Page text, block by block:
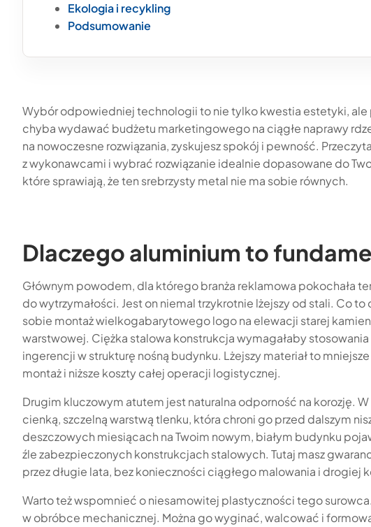
Ekologia i recykling
Podsumowanie
Wybór odpowiedniej technologii to nie tylko kwestia estetyki,
chyba wydawać budżetu marketingowego na ciągłe naprawy
na nowoczesne rozwiązania, zyskujesz spokój i pewność.
z wykonawcami i wybrać rozwiązanie idealnie dopasowane do
które sprawiają, że ten srebrzysty metal nie ma sobie równych.
Dlaczego aluminium to
Głównym powodem, dla którego branża reklamowa pokochała
do wytrzymałości. Jest on niemal trzykrotnie lżejszy od stali. Co
sobie montaż wielkogabarytowego logo na elewacji starej
warstwowej. Ciężka stalowa konstrukcja wymagałaby
ingerencji w strukturę nośną budynku. Lżejszy materiał to
montaż i niższe koszty całej operacji logistycznej.
Drugim kluczowym atutem jest naturalna odporność na korozję.
cienką, szczelną warstwą tlenku, która chroni go przed dalszym
deszczowych miesiącach na Twoim nowym, białym budynku
źle zabezpieczonych konstrukcjach stalowych. Tutaj masz
przez długie lata, bez konieczności ciągłego malowania i drogiej
Warto też wspomnieć o niesamowitej plastyczności tego
w obróbce mechanicznej. Można go wyginać, walcować i